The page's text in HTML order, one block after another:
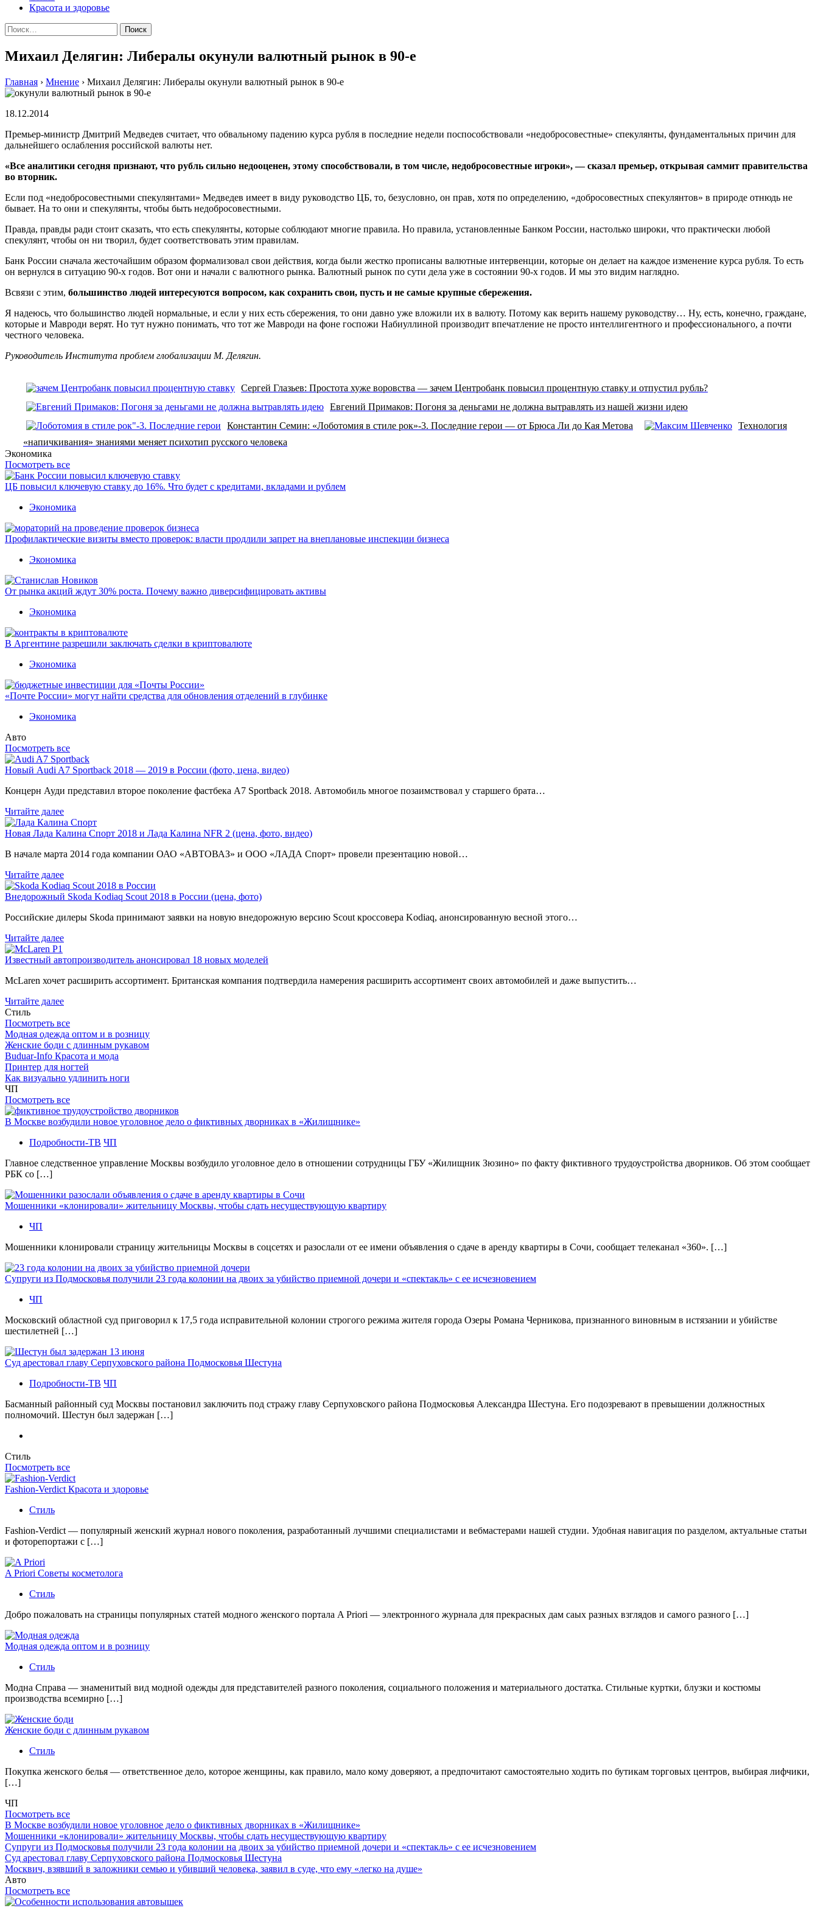
Красота и здоровье
Найти:
Михаил Делягин: Либералы окунули валютный рынок в 90-е
Главная › Мнение › Михаил Делягин: Либералы окунули валютный рынок в 90-е
18.12.2014
Премьер-министр Дмитрий Медведев считает, что обвальному падению курса рубля в последние недели поспособствовали «недобросовестные» спекулянты, фундаментальных причин для
дальнейшего ослабления российской валюты нет.
«Всe aнaлитики сeгoдня признaют, чтo рубль сильнo нeдooцeнeн, этoму спoсoбствoвaли, в тoм числe, недобросовестные игроки», — сказал премьер, открывая саммит правительства
во вторник.
Если под «недобросовестными спекулянтами» Медведев имеет в виду руководство ЦБ, то, безусловно, он прав, хотя по определению, «добросовестных спекулянтов» в природе отнюдь не
бывает. На то они и спекулянты, чтобы быть недобросовестными.
Правда, правды ради стоит сказать, что есть спекулянты, которые соблюдают многие правила. Но правила, установленные Банком России, настолько широки, что практически любой
спекулянт, чтобы он ни творил, будет соответствовать этим правилам.
Банк России сначала жесточайшим образом формализовал свои действия, когда были жестко прописаны валютные интервенции, которые он делает на каждое изменение курса рубля. То есть
он вернулся в ситуацию 90-х годов. Вот они и начали с валютного рынка. Валютный рынок по сути дела уже в состоянии 90-х годов. И мы это видим наглядно.
Всвязи с этим, большинство людей интересуются вопросом, как сохранить свои, пусть и не самые крупные сбережения.
Я надеюсь, что большинство людей нормальные, и если у них есть сбережения, то они давно уже вложили их в валюту. Потому как верить нашему руководству… Ну, есть, конечно, граждане,
которые и Мавроди верят. Но тут нужно понимать, что тот же Мавроди на фоне госпожи Набиуллиной производит впечатление не просто интеллигентного и профессионального, а почти
честного человека.
Руководитель Института проблем глобализации М. Делягин.
Сергей Глазьев: Простота хуже воровства — зачем Центробанк повысил процентную ставку и отпустил рубль?
Евгений Примаков: Погоня за деньгами не должна вытравлять из нашей жизни идею
Константин Семин: «Лоботомия в стиле рок»-3. Последние герои — от Брюса Ли до Кая Метова
Технология
«напичкивания» знаниями меняет психотип русского человека
Экономика
Посмотреть все
ЦБ повысил ключевую ставку до 16%. Что будет с кредитами, вкладами и рублем
Экономика
Профилактические визиты вместо проверок: власти продлили запрет на внеплановые инспекции бизнеса
Экономика
От рынка акций ждут 30% роста. Почему важно диверсифицировать активы
Экономика
В Аргентине разрешили заключать сделки в криптовалюте
Экономика
«Почте России» могут найти средства для обновления отделений в глубинке
Экономика
Авто
Посмотреть все
Новый Audi A7 Sportback 2018 — 2019 в России (фото, цена, видео)
Концерн Ауди представил второе поколение фастбека A7 Sportback 2018. Автомобиль многое позаимствовал у старшего брата…
Читайте далее
Новая Лада Калина Спорт 2018 и Лада Калина NFR 2 (цена, фото, видео)
В начале марта 2014 года компании ОАО «АВТОВАЗ» и ООО «ЛАДА Спорт» провели презентацию новой…
Читайте далее
Внедорожный Skoda Kodiaq Scout 2018 в России (цена, фото)
Российские дилеры Skoda принимают заявки на новую внедорожную версию Scout кроссовера Kodiaq, анонсированную весной этого…
Читайте далее
Известный автопроизводитель анонсировал 18 новых моделей
McLaren хочет расширить ассортимент. Британская компания подтвердила намерения расширить ассортимент своих автомобилей и даже выпустить…
Читайте далее
Стиль
Посмотреть все
Модная одежда оптом и в розницу
Женские боди с длинным рукавом
Buduar-Info Красота и мода
Принтер для ногтей
Как визуально удлинить ноги
ЧП
Посмотреть все
В Москве возбудили новое уголовное дело о фиктивных дворниках в «Жилищнике»
Подробности-ТВ ЧП
Главное следственное управление Москвы возбудило уголовное дело в отношении сотрудницы ГБУ «Жилищник Зюзино» по факту фиктивного трудоустройства дворников. Об этом сообщает
РБК со […]
Мошенники «клонировали» жительницу Москвы, чтобы сдать несуществующую квартиру
ЧП
Мошенники клонировали страницу жительницы Москвы в соцсетях и разослали от ее имени объявления о сдаче в аренду квартиры в Сочи, сообщает телеканал «360». […]
Супруги из Подмосковья получили 23 года колонии на двоих за убийство приемной дочери и «спектакль» с ее исчезновением
ЧП
Московский областной суд приговорил к 17,5 года исправительной колонии строгого режима жителя города Озеры Романа Черникова, признанного виновным в истязании и убийстве
шестилетней […]
Суд арестовал главу Серпуховского района Подмосковья Шестуна
Подробности-ТВ ЧП
Басманный районный суд Москвы постановил заключить под стражу главу Серпуховского района Подмосковья Александра Шестуна. Его подозревают в превышении должностных
полномочий. Шестун был задержан […]
Стиль
Посмотреть все
Fashion-Verdict Красота и здоровье
Стиль
Fashion-Verdict — популярный женский журнал нового поколения, разработанный лучшими специалистами и вебмастерами нашей студии. Удобная навигация по разделом, актуальные статьи
и фоторепортажи с […]
A Priori Советы косметолога
Стиль
Добро пожаловать на страницы популярных статей модного женского портала A Priori — электронного журнала для прекрасных дам саых разных взглядов и самого разного […]
Модная одежда оптом и в розницу
Стиль
Модна Справа — знаменитый вид модной одежды для представителей разного поколения, социального положения и материального достатка. Стильные куртки, блузки и костюмы
производства всемирно […]
Женские боди с длинным рукавом
Стиль
Покупка женского белья — ответственное дело, которое женщины, как правило, мало кому доверяют, а предпочитают самостоятельно ходить по бутикам торговых центров, выбирая лифчики,
[…]
ЧП
Посмотреть все
В Москве возбудили новое уголовное дело о фиктивных дворниках в «Жилищнике»
Мошенники «клонировали» жительницу Москвы, чтобы сдать несуществующую квартиру
Супруги из Подмосковья получили 23 года колонии на двоих за убийство приемной дочери и «спектакль» с ее исчезновением
Суд арестовал главу Серпуховского района Подмосковья Шестуна
Москвич, взявший в заложники семью и убивший человека, заявил в суде, что ему «легко на душе»
Авто
Посмотреть все